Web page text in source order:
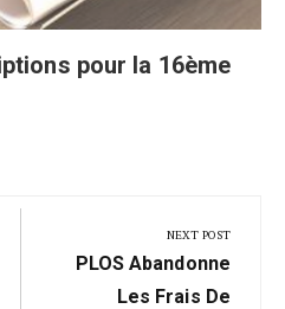
pour la 16ème
NEXT POST
Next
Post:
PLOS Abandonne
Les Frais De